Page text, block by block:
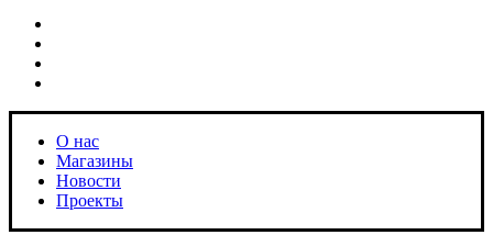
О нас
Магазины
Новости
Проекты